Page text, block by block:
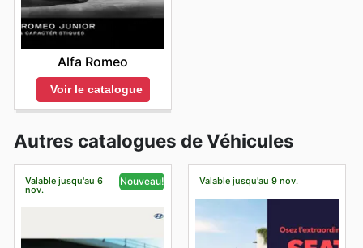
Alfa Romeo
Voir le catalogue
Autres catalogues de Véhicules
Valable jusqu'au 6
nov.
Nouveau! Valable jusqu'au 9 nov.